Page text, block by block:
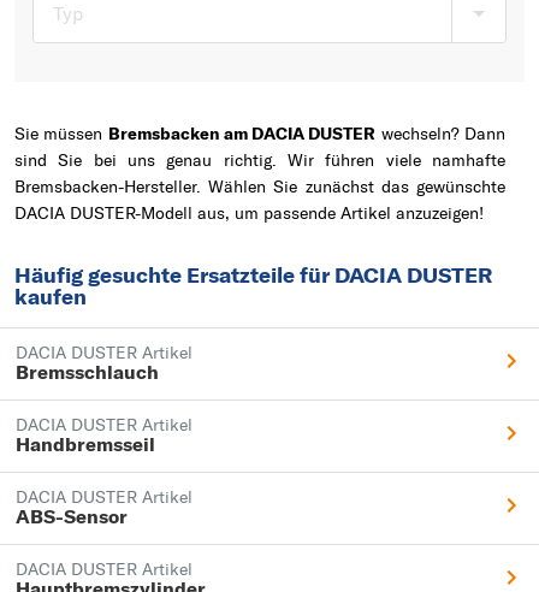
Typ
Sie müssen Bremsbacken am DACIA DUSTER wechseln? Dann
sind Sie bei uns genau richtig. Wir führen viele namhafte
Bremsbacken-Hersteller. Wählen Sie zunächst das gewünschte
DACIA DUSTER-Modell aus, um passende Artikel anzuzeigen!
Häufig gesuchte Ersatzteile für DACIA DUSTER
kaufen
DACIA DUSTER Artikel
Bremsschlauch
DACIA DUSTER Artikel
Handbremsseil
DACIA DUSTER Artikel
ABS-Sensor
DACIA DUSTER Artikel